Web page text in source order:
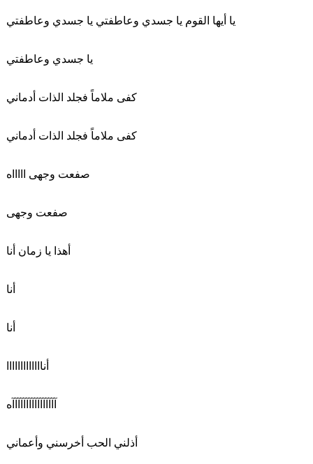
يا أيها القوم يا جسدي وعاطفتي يا جسدي وعاطفتي
يا جسدي وعاطفتي
كفى ملاماً فجلد الذات أدماني
كفى ملاماً فجلد الذات أدماني
صفعت وجهى اااااه
صفعت وجهى
أهذا يا زمان أنا
أنا
أنا
أنااااااااااااا
آآآآآآآآآآآآآآآآه
أذلني الحب أخرسني وأعماني